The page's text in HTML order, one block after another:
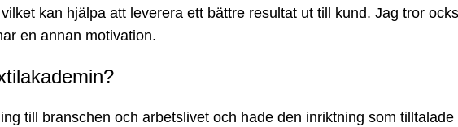
kan hjälpa att leverera ett bättre resultat ut till kund. Jag tror
en annan motivation.
till branschen och arbetslivet och hade den inriktning som